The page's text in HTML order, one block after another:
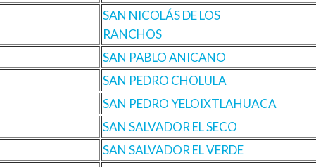
SAN NICOLÁS DE LOS
RANCHOS
SAN PABLO ANICANO
SAN PEDRO CHOLULA
SAN PEDRO YELOIXTLAHUACA
SAN SALVADOR EL SECO
SAN SALVADOR EL VERDE